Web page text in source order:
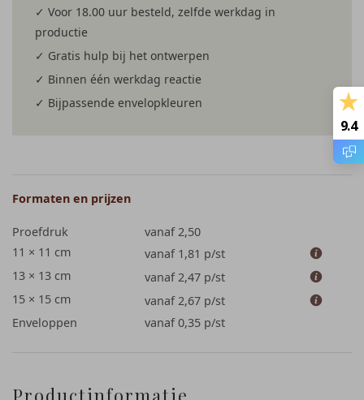
✓ Voor 18.00 uur besteld, zelfde werkdag in
productie
✓ Gratis hulp bij het ontwerpen
✓ Binnen één werkdag reactie
✓ Bijpassende envelopkleuren
Formaten en prijzen
Proefdruk
vanaf 2,50
11 × 11 cm
vanaf 1,81 p/st
13 × 13 cm
vanaf 2,47 p/st
15 × 15 cm
vanaf 2,67 p/st
Enveloppen
vanaf 0,35 p/st
Productinformatie
9.4